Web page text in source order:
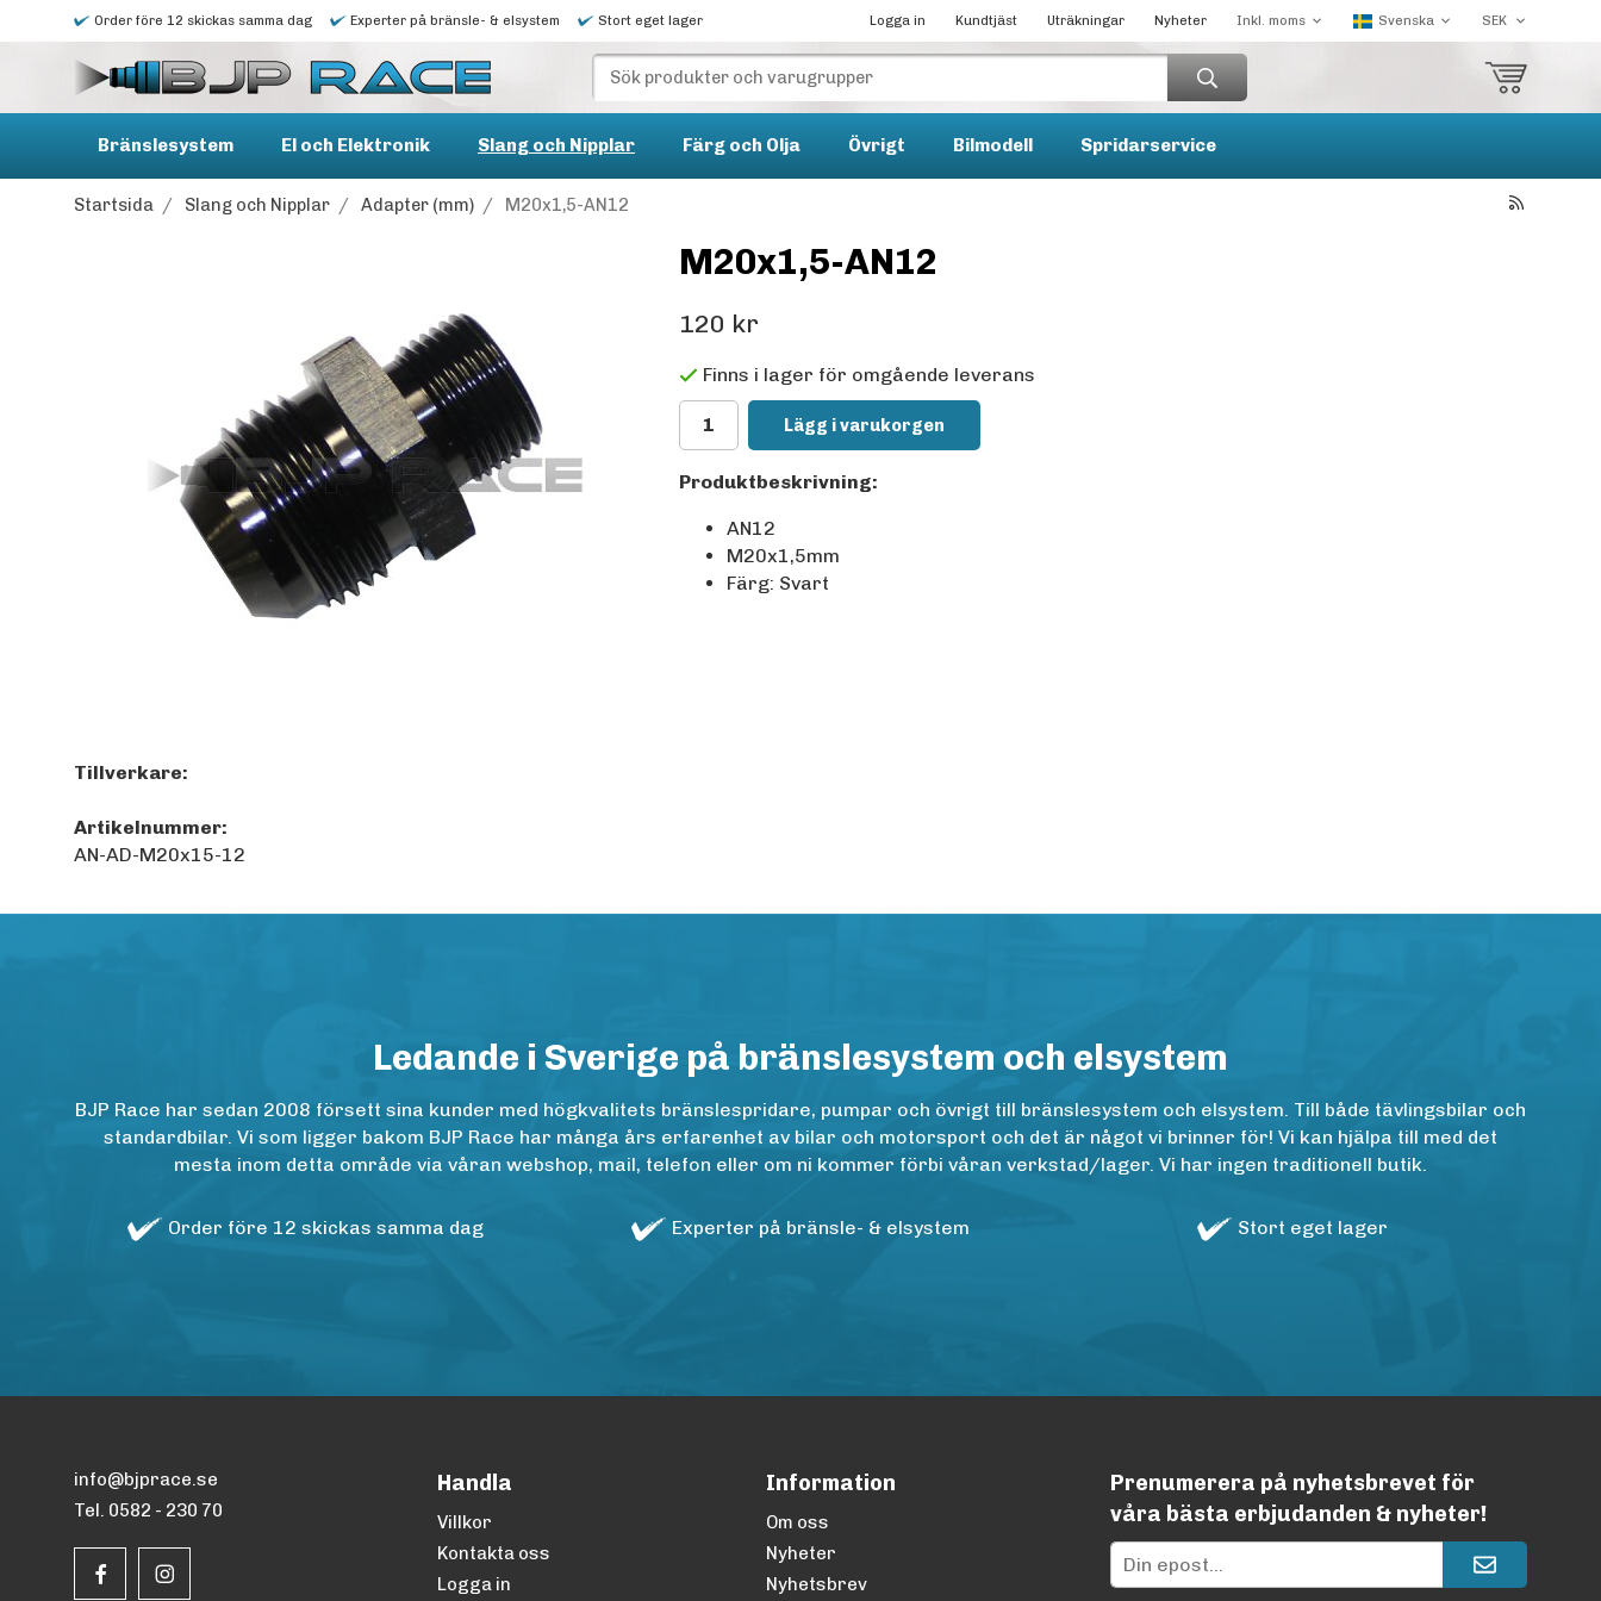
Order före 12 skickas samma dag Experter på bränsle- & elsystem Stort eget lager Logga in Kundtjäst Uträkningar Nyheter
Bränslesystem El och Elektronik Slang och Nipplar Färg och Olja Övrigt Bilmodell Spridarservice
Startsida / Slang och Nipplar / Adapter (mm) / M20x1,5-AN12
M20x1,5-AN12
120 kr
Finns i lager för omgående leverans
Lägg i varukorgen
Produktbeskrivning:
AN12
M20x1,5mm
Färg: Svart
Tillverkare:
Artikelnummer:
AN-AD-M20x15-12
Ledande i Sverige på bränslesystem och elsystem
BJP Race har sedan 2008 försett sina kunder med högkvalitets bränslespridare, pumpar och övrigt till bränslesystem och elsystem. Till både tävlingsbilar och
standardbilar. Vi som ligger bakom BJP Race har många års erfarenhet av bilar och motorsport och det är något vi brinner för! Vi kan hjälpa till med det
mesta inom detta område via våran webshop, mail, telefon eller om ni kommer förbi våran verkstad/lager. Vi har ingen traditionell butik.
Order före 12 skickas samma dag Experter på bränsle- & elsystem Stort eget lager
info@bjprace.se
Tel. 0582 - 230 70
Handla
Villkor
Kontakta oss
Logga in
Information
Om oss
Nyheter
Nyhetsbrev
Prenumerera på nyhetsbrevet för
våra bästa erbjudanden & nyheter!